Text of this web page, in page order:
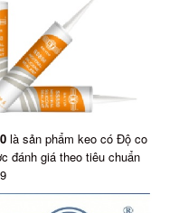
là sản phẩm keo có Độ co
đánh giá theo tiêu chuẩn